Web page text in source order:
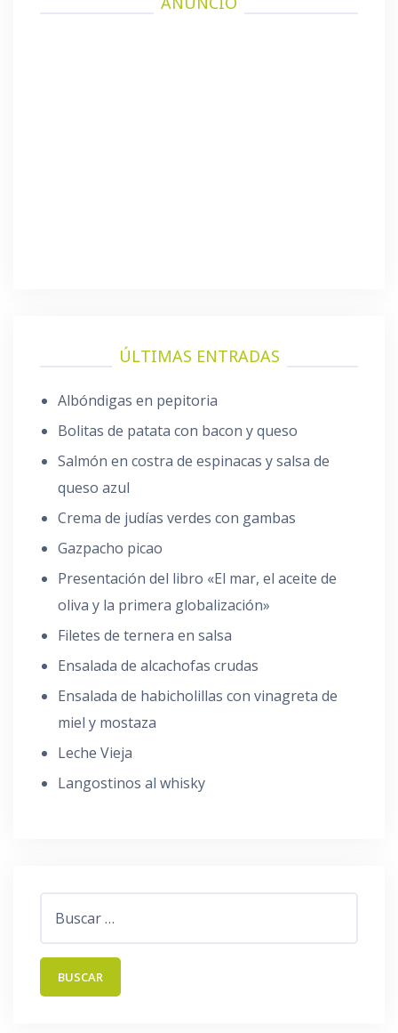
ÚLTIMAS ENTRADAS
Albóndigas en pepitoria
Bolitas de patata con bacon y queso
Salmón en costra de espinacas y salsa de
queso azul
Crema de judías verdes con gambas
Gazpacho picao
Presentación del libro «El mar, el aceite de
oliva y la primera globalización»
Filetes de ternera en salsa
Ensalada de alcachofas crudas
Ensalada de habicholillas con vinagreta de
miel y mostaza
Leche Vieja
Langostinos al whisky